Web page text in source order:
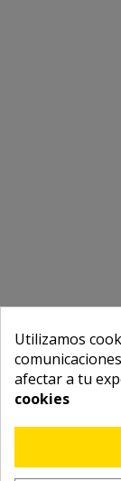
Utilizamos
afectar a tu
cookies